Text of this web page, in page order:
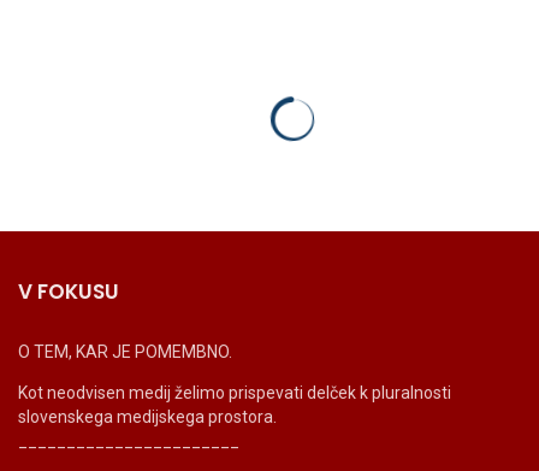
V FOKUSU
O TEM, KAR JE POMEMBNO.
Kot neodvisen medij želimo prispevati delček k pluralnosti
slovenskega medijskega prostora.